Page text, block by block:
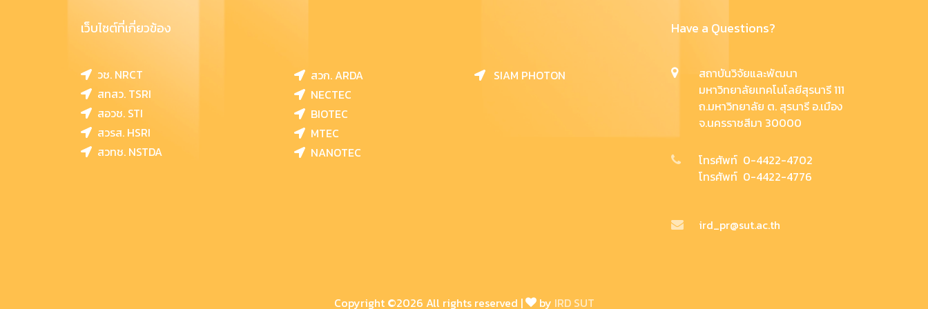
เว็บไซต์ที่เกี่ยวข้อง
วช. NRCT
สทสว. TSRI
สอวช. STI
สวรส. HSRI
สวทช. NSTDA
สวก. ARDA
NECTEC
BIOTEC
MTEC
NANOTEC
SIAM PHOTON
Have a Questions?
สถาบันวิจัยและพัฒนา
มหาวิทยาลัยเทคโนโลยีสุรนารี 111
ถ.มหาวิทยาลัย ต. สุรนารี อ.เมือง
จ.นครราชสีมา 30000
โทรศัพท์ 0-4422-4702
โทรศัพท์ 0-4422-4776
ird_pr@sut.ac.th
Copyright ©2026 All rights reserved | by IRD SUT